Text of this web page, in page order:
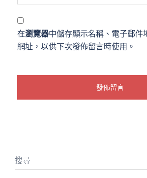
在瀏覽器中儲存顯示名稱、電子郵件
網址，以供下次發佈留言時使用。
搜尋